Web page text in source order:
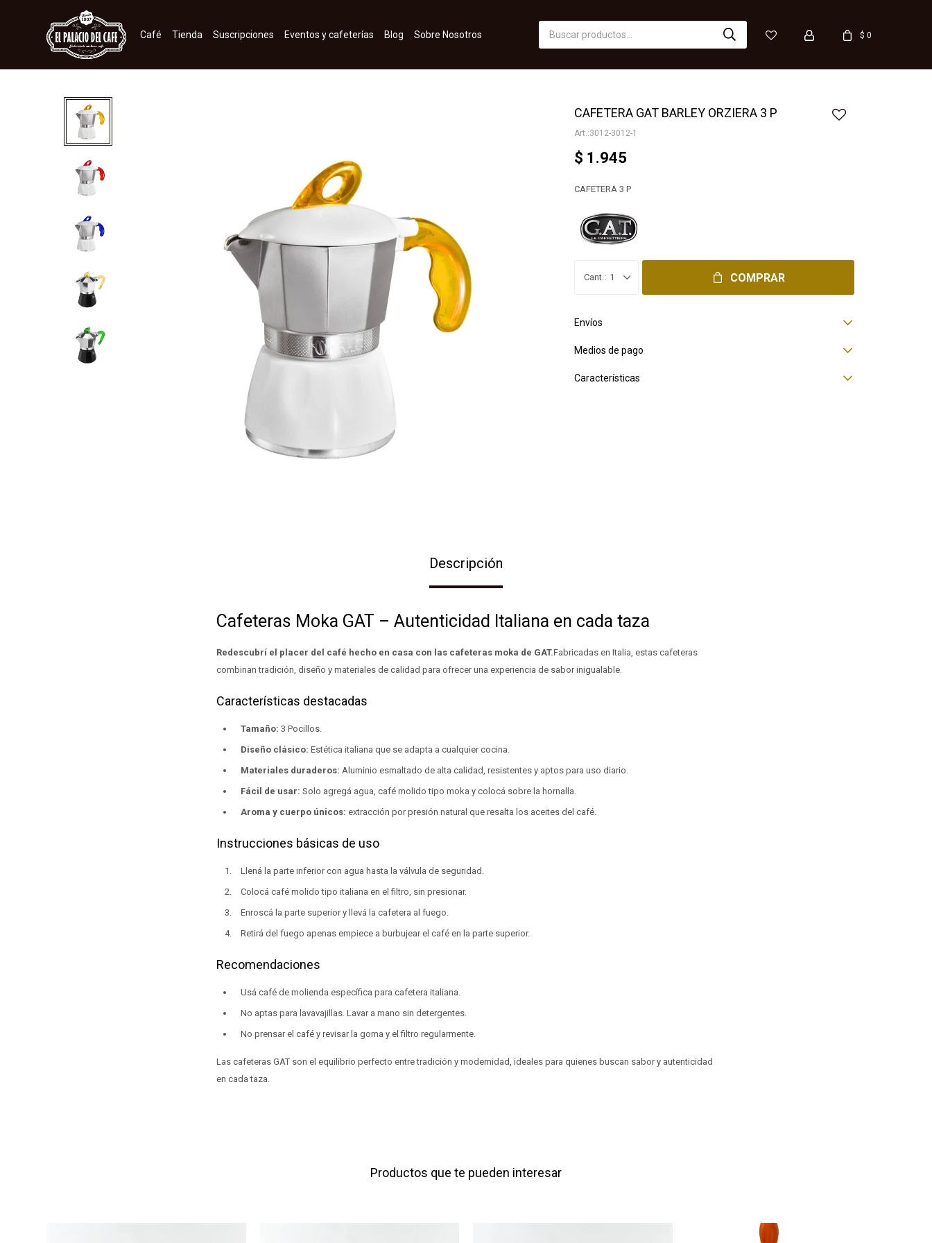
Café Tienda Suscripciones Eventos y cafeterías Blog Sobre Nosotros $ 0
CAFETERA GAT BARLEY ORZIERA 3 P
3012-3012-1
$ 1.945
CAFETERA 3 P
1 COMPRAR
Envíos
Medios de pago
Características
Descripción
Cafeteras Moka GAT – Autenticidad Italiana en cada taza
Redescubrí el placer del café hecho en casa con las cafeteras moka de GAT.Fabricadas en Italia, estas cafeteras
combinan tradición, diseño y materiales de calidad para ofrecer una experiencia de sabor inigualable.
Características destacadas
Tamaño: 3 Pocillos.
Diseño clásico: Estética italiana que se adapta a cualquier cocina.
Materiales duraderos: Aluminio esmaltado de alta calidad, resistentes y aptos para uso diario.
Fácil de usar: Solo agregá agua, café molido tipo moka y colocá sobre la hornalla.
Aroma y cuerpo únicos: extracción por presión natural que resalta los aceites del café.
Instrucciones básicas de uso
Llená la parte inferior con agua hasta la válvula de seguridad.
Colocá café molido tipo italiana en el filtro, sin presionar.
Enroscá la parte superior y llevá la cafetera al fuego.
Retirá del fuego apenas empiece a burbujear el café en la parte superior.
Recomendaciones
Usá café de molienda específica para cafetera italiana.
No aptas para lavavajillas. Lavar a mano sin detergentes.
No prensar el café y revisar la goma y el filtro regularmente.
Las cafeteras GAT son el equilibrio perfecto entre tradición y modernidad, ideales para quienes buscan sabor y autenticidad
en cada taza.
Productos que te pueden interesar